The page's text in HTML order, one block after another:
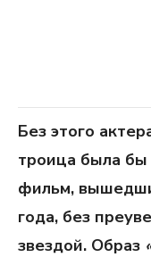
Без этого
троица была
фильм,
года, без
звездой. Образ